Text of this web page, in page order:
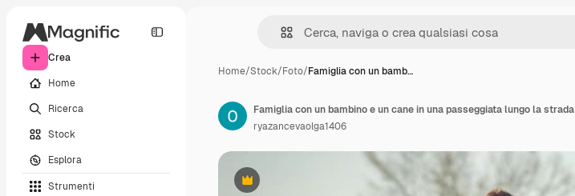
Crea
Home
Ricerca
Stock
Esplora
Strumenti
Home/Stock/Foto/Famiglia con un bamb…
Premium
Famiglia con un bambino e un cane in una passeggiata lungo la strada
ryazancevaolga1406